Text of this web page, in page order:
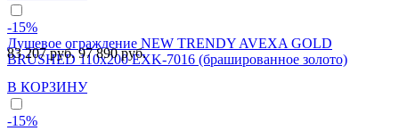
-15%
Душевое ограждение NEW TRENDY AVEXA GOLD
BRUSHED 110x200 EXK-7016 (брашированное золото)
83 207 руб.97 890 руб.
В КОРЗИНУ
-15%